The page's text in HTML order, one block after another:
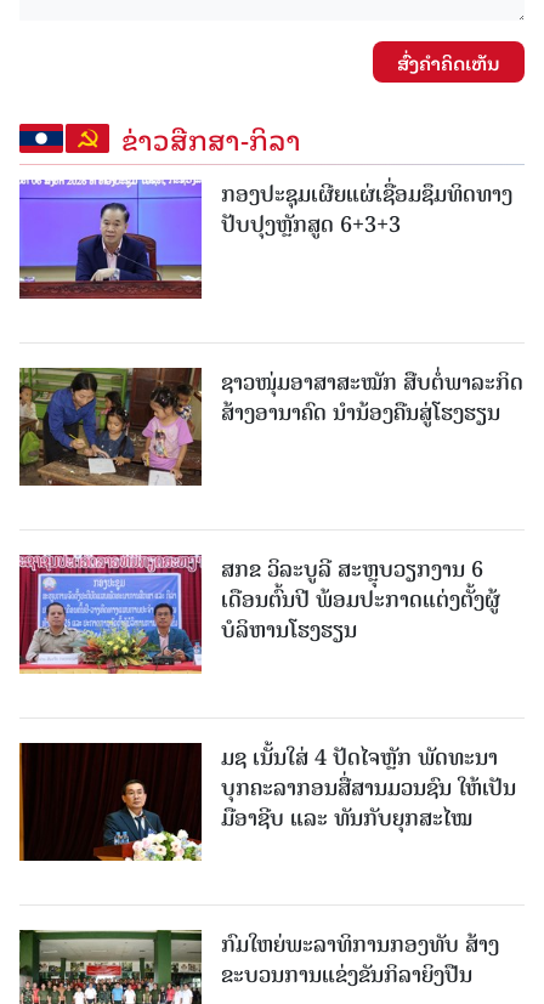
ສົ່ງຄໍາຄິດເຫັນ
ຂ່າວສືກສາ-ກິລາ
ກອງປະຊຸມເຜີຍແຜ່ເຊື່ອມຊຶມທິດທາງ
ປັບປຸງຫຼັກສູດ 6+3+3
ຊາວໜຸ່ມອາສາສະໝັກ ສືບຕໍ່ພາລະກິດ
ສ້າງອານາຄົດ ນໍານ້ອງຄືນສູ່ໂຮງຮຽນ
ສກຂ ວິລະບູລີ ສະຫຼຸບວຽກງານ 6
ເດືອນຕົ້ນປີ ພ້ອມປະກາດແຕ່ງຕັ້ງຜູ້
ບໍລິຫານໂຮງຮຽນ
ມຊ ເນັ້ນໃສ່ 4 ປັດໄຈຫຼັກ ພັດທະນາ
ບຸກຄະລາກອນສື່ສານມວນຊົນ ໃຫ້ເປັນ
ມືອາຊີບ ແລະ ທັນກັບຍຸກສະໄໝ
ກົມໃຫຍ່ພະລາທິການກອງທັບ ສ້າງ
ຂະບວນການແຂ່ງຂັນກິລາຍິງປືນ